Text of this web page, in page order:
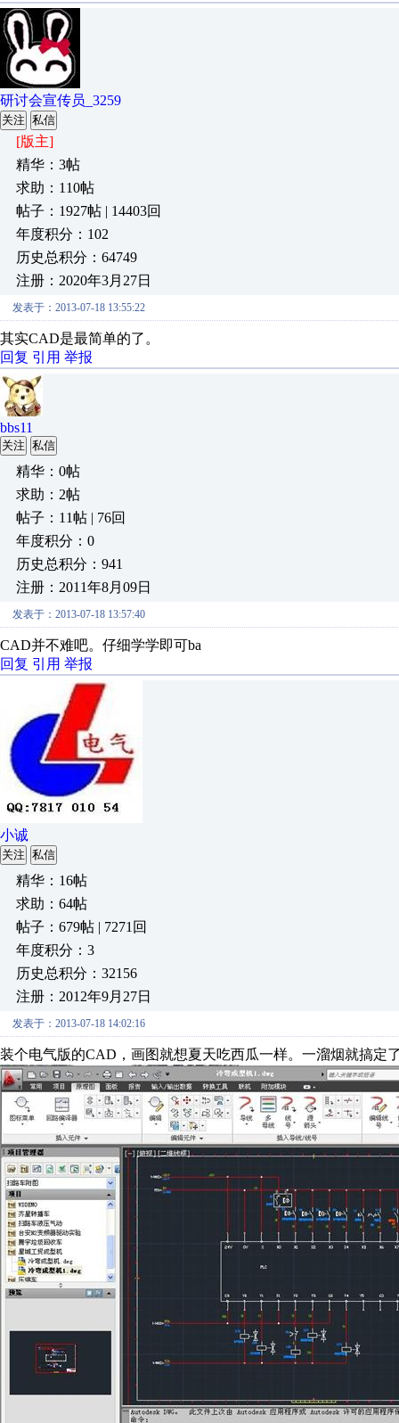
研讨会宣传员_3259
关注 私信
[版主]
精华：3帖
求助：110帖
帖子：1927帖 | 14403回
年度积分：102
历史总积分：64749
注册：2020年3月27日
发表于：2013-07-18 13:55:22
其实CAD是最简单的了。
回复 引用 举报
bbs11
关注 私信
精华：0帖
求助：2帖
帖子：11帖 | 76回
年度积分：0
历史总积分：941
注册：2011年8月09日
发表于：2013-07-18 13:57:40
CAD并不难吧。仔细学学即可ba
回复 引用 举报
小诚
关注 私信
精华：16帖
求助：64帖
帖子：679帖 | 7271回
年度积分：3
历史总积分：32156
注册：2012年9月27日
发表于：2013-07-18 14:02:16
装个电气版的CAD，画图就想夏天吃西瓜一样。一溜烟就搞定